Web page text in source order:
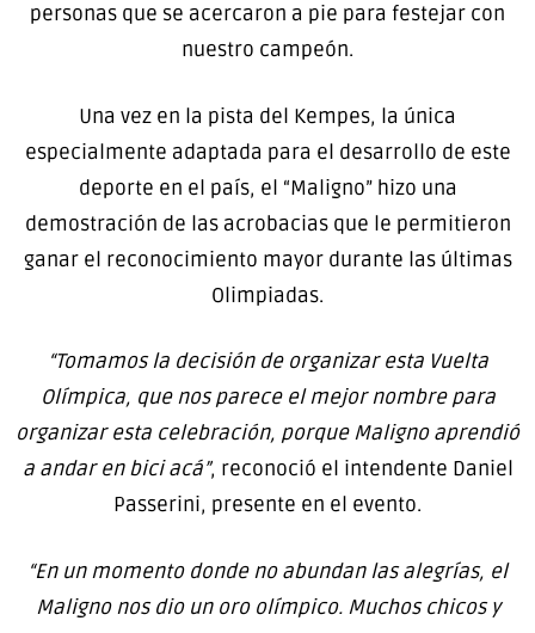
personas que se acercaron a pie para festejar con
nuestro campeón.
Una vez en la pista del Kempes, la única
especialmente adaptada para el desarrollo de este
deporte en el país, el “Maligno” hizo una
demostración de las acrobacias que le permitieron
ganar el reconocimiento mayor durante las últimas
Olimpiadas.
“Tomamos la decisión de organizar esta Vuelta
Olímpica, que nos parece el mejor nombre para
organizar esta celebración, porque Maligno aprendió
a andar en bici acá”, reconoció el intendente Daniel
Passerini, presente en el evento.
“En un momento donde no abundan las alegrías, el
Maligno nos dio un oro olímpico. Muchos chicos y